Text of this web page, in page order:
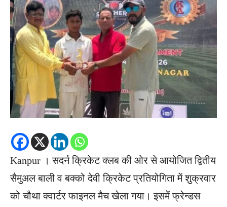
Kanpur । सदर्न क्रिकेट क्लब की ओर से आयोजित द्वितीय
सैमुअल बाली व बक्को देवी क्रिकेट प्रतियोगिता में शुक्रवार
को चौथा क्वार्टर फाइनल मैच खेला गया। इसमें फ्रेन्डस